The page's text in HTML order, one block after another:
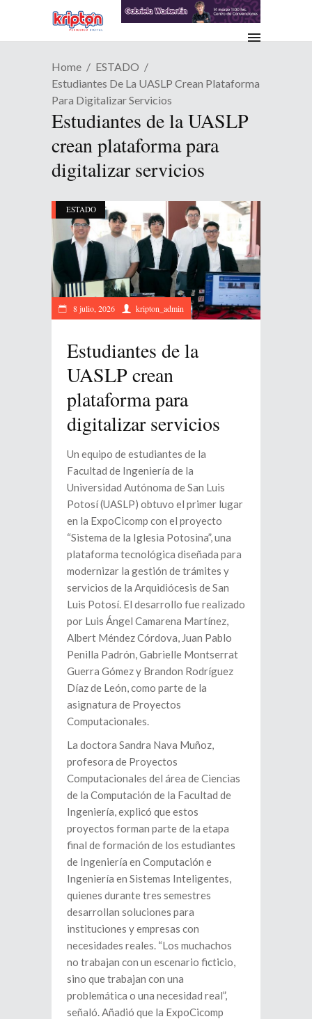
Home
ESTADO
Estudiantes De La UASLP Crean Plataforma
Para Digitalizar Servicios
Estudiantes de la UASLP
crean plataforma para
digitalizar servicios
ESTADO
8 julio, 2026 kripton_admin
Estudiantes de la
UASLP crean
plataforma para
digitalizar servicios
Un equipo de estudiantes de la
Facultad de Ingeniería de la
Universidad Autónoma de San Luis
Potosí (UASLP) obtuvo el primer lugar
en la ExpoCicomp con el proyecto
“Sistema de la Iglesia Potosina”, una
plataforma tecnológica diseñada para
modernizar la gestión de trámites y
servicios de la Arquidiócesis de San
Luis Potosí. El desarrollo fue realizado
por Luis Ángel Camarena Martínez,
Albert Méndez Córdova, Juan Pablo
Penilla Padrón, Gabrielle Montserrat
Guerra Gómez y Brandon Rodríguez
Díaz de León, como parte de la
asignatura de Proyectos
Computacionales.
La doctora Sandra Nava Muñoz,
profesora de Proyectos
Computacionales del área de Ciencias
de la Computación de la Facultad de
Ingeniería, explicó que estos
proyectos forman parte de la etapa
final de formación de los estudiantes
de Ingeniería en Computación e
Ingeniería en Sistemas Inteligentes,
quienes durante tres semestres
desarrollan soluciones para
instituciones y empresas con
necesidades reales. “Los muchachos
no trabajan con un escenario ficticio,
sino que trabajan con una
problemática o una necesidad real”,
señaló. Añadió que la ExpoCicomp